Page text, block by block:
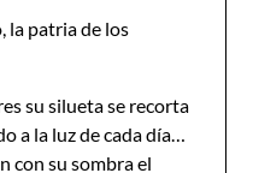
la patria de los
su silueta se recorta
a la luz de cada día…
con su sombra el